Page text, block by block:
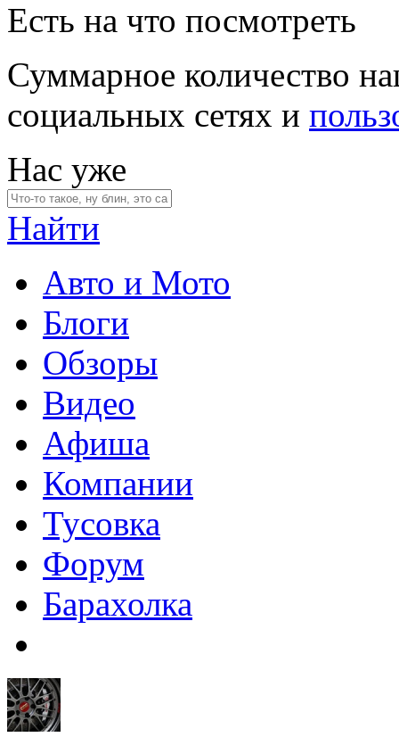
Есть на что посмотреть
Суммарное количество
социальных сетях и
Нас уже
Найти
Авто и Мото
Блоги
Обзоры
Видео
Афиша
Компании
Тусовка
Форум
Барахолка